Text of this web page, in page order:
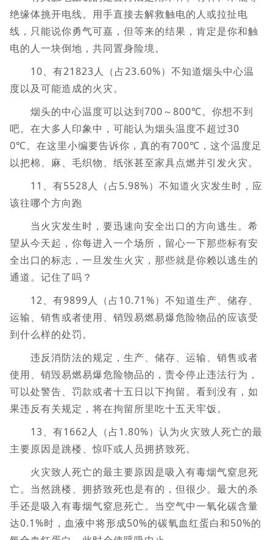
绝缘体挑开电线。用手直接去解救触电的人或拉扯电
线，只能说你勇气可嘉，但等来的结果，肯定是你和触
电的人一块倒地，共同置身险境。
10、有21823人（占23.60%）不知道烟头中心温
度以及可能造成的火灾。
烟头的中心温度可以达到700～800℃。你想不到
吧。在大多人印象中，可能认为烟头温度不超过30
0℃。在这里小编要告诉你，真的有700℃，这个温度足
以把棉、麻、毛织物、纸张甚至家具点燃并引发火灾。
11、有5528人（占5.98%）不知道火灾发生时，应
该往哪个方向跑
当火灾发生时，要迅速向安全出口的方向逃生。希
望从今天起，你每进入一个场所，留心一下那些标有安
全出口的标志，一旦发生火灾，那些就是你赖以逃生的
通道。记住了吗？
12、有9899人（占10.71%）不知道生产、储存、
运输、销售或者使用、销毁易燃易爆危险物品的应该受
到什么样的处罚。
违反消防法的规定，生产、储存、运输、销售或者
使用、销毁易燃易爆危险物品的，责令停止违法行为，
可以处警告、罚款或者十五日以下拘留。看到没有，如
果违反有关规定，将在拘留所里吃十五天牢饭。
13、有1662人（占1.80%）认为火灾致人死亡的最
主要原因是跳楼、惊吓或人员拥挤致死。
火灾致人死亡的最主要原因是吸入有毒烟气窒息死
亡。当然跳楼、拥挤致死也是有的，但很少。最大的杀
手还是吸入有毒烟气窒息死亡。当空气中一氧化碳含量
达0.1%时，血液中将形成50%的碳氧血红蛋白和50%的